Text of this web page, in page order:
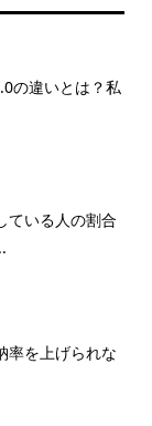
の違いとは？私
ている人の割合
率を上げられな